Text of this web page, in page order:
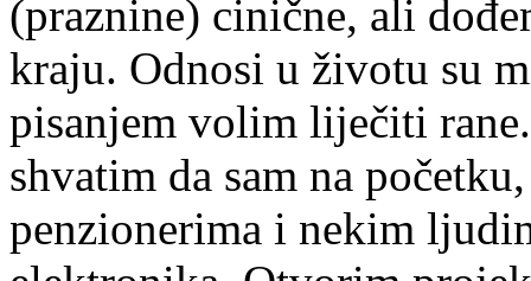
(praznine) cinične, ali
kraju. Odnosi u životu su
pisanjem volim liječiti
shvatim da sam na
penzionerima i nekim